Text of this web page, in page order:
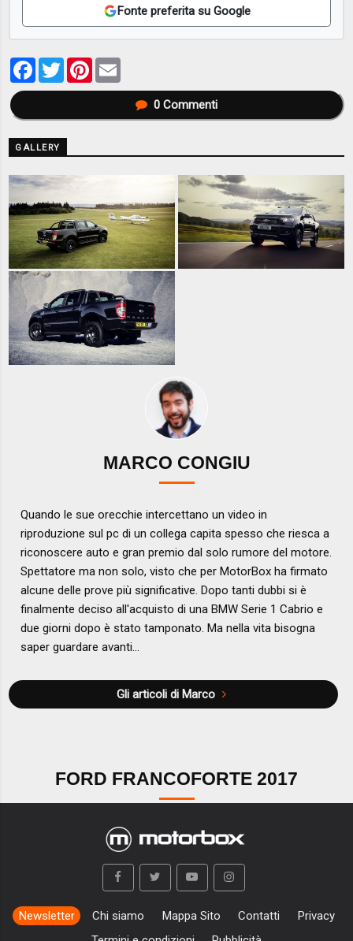
Fonte preferita su Google
Facebook
TwitterPinterest
0Commenti
GALLERY
MARCO CONGIU
Quando le sue orecchie intercettano un video in
riproduzione sul pc di un collega capita spesso che riesca a
riconoscere auto e gran premio dal solo rumore del motore.
Spettatore ma non solo, visto che per MotorBox ha firmato
alcune delle prove più significative. Dopo tanti dubbi si è
finalmente deciso all'acquisto di una BMW Serie 1 Cabrio e
due giorni dopo è stato tamponato. Ma nella vita bisogna
saper guardare avanti...
Gli articoli di Marco
FORD FRANCOFORTE 2017
Newsletter Chi siamo Mappa Sito Contatti
Privacy